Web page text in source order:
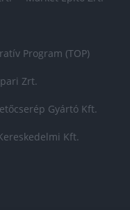
Program (TOP)
Zrt.
Gyártó Kft.
Kft.